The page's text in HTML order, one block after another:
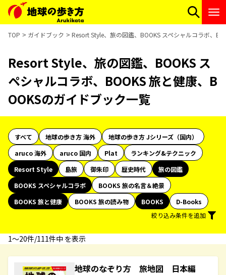
TOP ガイドブック Resort Style、旅の図鑑、BOOKS スペシャルコラボ、
Resort Style、旅の図鑑、BOOKS ス
ペシャルコラボ、BOOKS 旅と健康、B
OOKSのガイドブック一覧
すべて 地球の歩き方 海外
地球の歩き方 Jシリーズ（国内）
aruco 海外
aruco 国内 Plat
ランキング&テクニック
Resort Style
島旅 御朱印 歴史時代
旅の図鑑
BOOKS スペシャルコラボ
BOOKS 旅の名言＆絶景
BOOKS 旅と健康
BOOKS 旅の読み物 BOOKS
D-Books
絞り込み条件を追加
1〜20件/111件中 を表示
地球のなぞり方 旅地図 日本編